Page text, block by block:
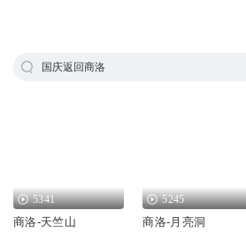
国庆返回商洛
5341
商洛-天竺山
5245
商洛-月亮洞